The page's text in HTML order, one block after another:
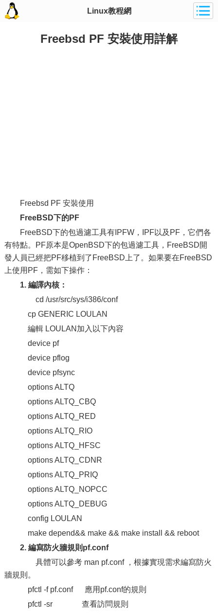
Linux教程網
Freebsd PF 安裝使用詳解
Freebsd PF 安裝使用
FreeBSD下的PF
FreeBSD下的包過濾工具有IPFW，IPF以及PF，它們各
有特點。PF原本是OpenBSD下的包過濾工具，FreeBSD開
發人員已經把PF移植到了FreeBSD上了。如果要在FreeBSD
上使用PF，需如下操作：
1. 編譯內核：
cd /usr/src/sys/i386/conf
cp GENERIC LOULAN
編輯 LOULAN加入以下內容
device pf
device pflog
device pfsync
options ALTQ
options ALTQ_CBQ
options ALTQ_RED
options ALTQ_RIO
options ALTQ_HFSC
options ALTQ_CDNR
options ALTQ_PRIQ
options ALTQ_NOPCC
options ALTQ_DEBUG
config LOULAN
make depend&& make && make install && reboot
2. 編寫防火牆規則pf.conf
具體可以參考 man pf.conf ，根據實現需求編寫防火
牆規則。
pfctl -f pf.conf 應用pf.conf的規則
pfctl -sr 查看訪問規則